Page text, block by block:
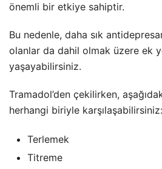
önemli bir etkiye sahiptir.
Bu nedenle, daha sık
olanlar da dahil olmak üzere ek
yaşayabilirsiniz.
Tramadol’den çekilirken,
herhangi biriyle karşılaşabilirsiniz:
Terlemek
Titreme